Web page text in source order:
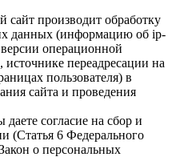
сайт производит обработку
данных (информацию об ip-
операционной
источнике переадресации на
пользователя) в
сайта и проведения
согласие на сбор и
(Статья 6 Федерального
о персональных